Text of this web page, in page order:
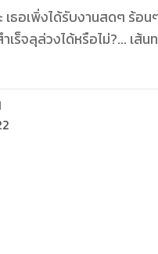
เธอเพิ่งได้รับงานสดๆ ร้
เร็จลุล่วงได้หรือไม่?... เ